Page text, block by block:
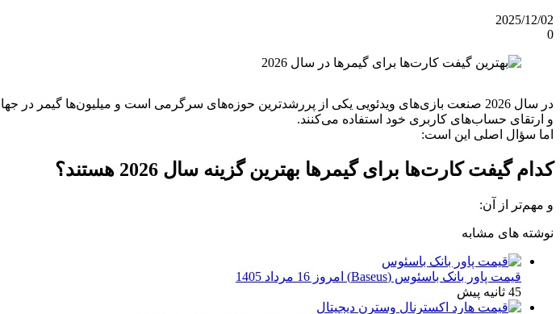
2025/12/02
0
در سال 2026 صنعت بازی‌های ویدئویی یکی از پررشدترین حوزه‌های سرگرمی است و میلیون‌ها گیمر در جهان از
و ارتقای حساب‌های کاربری خود استفاده می‌کنند.
اما سؤال اصلی این است:
کدام گیفت کارت‌ها برای گیمرها بهترین گزینه سال 2026 هستند؟
و مهم‌تر از آن:
نوشته های مشابه
قیمت پاور بانک باسئوس (Baseus) امروز 16 مرداد 1405
45 ثانیه پیش